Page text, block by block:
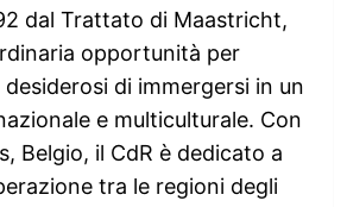
dal Trattato di Maastricht,
opportunità per
di immergersi in un
e multiculturale. Con
Belgio, il CdR è dedicato a
tra le regioni degli